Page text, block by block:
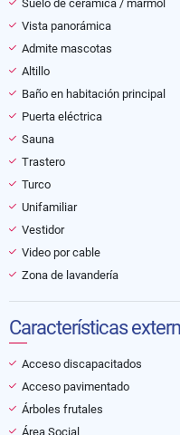
Suelo de cerámica / mármol
Vista panorámica
Admite mascotas
Altillo
Baño en habitación principal
Puerta eléctrica
Sauna
Trastero
Turco
Unifamiliar
Vestidor
Video por cable
Zona de lavandería
Características
Acceso discapacitados
Acceso pavimentado
Árboles frutales
Área Social